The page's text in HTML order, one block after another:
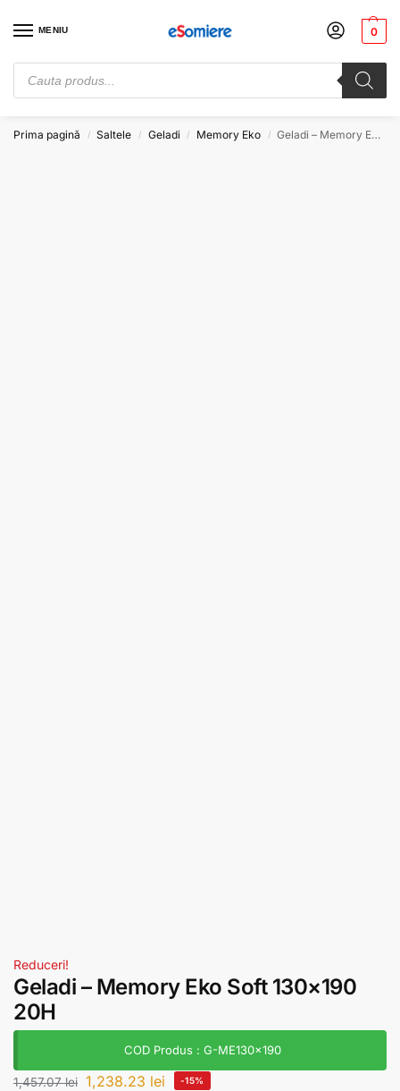
MENIU 0
Cauți somiere de pat? Vezi preturile de producator. Alege-ți somiera
potrivită. Comandă acum!
Prima pagină / Saltele / Geladi / Memory Eko / Geladi – Memory Eko Soft 130×190 20H
Reduceri!
Geladi – Memory Eko Soft 130×190
20H
COD Produs : G-ME130x190
1,457.07lei 1,238.23 lei -15%